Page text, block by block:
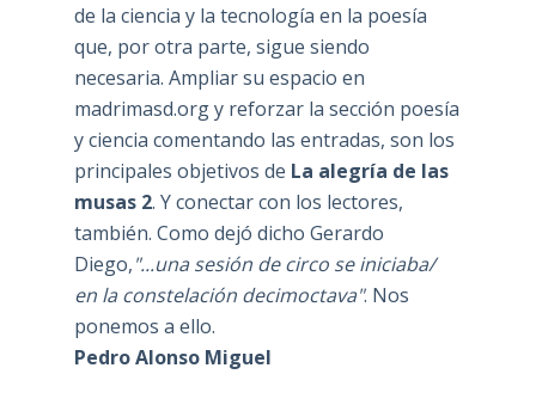
de la ciencia y la tecnología en la poesía
que, por otra parte, sigue siendo
necesaria. Ampliar su espacio en
madrimasd.org y reforzar la sección poesía
y ciencia comentando las entradas, son los
principales objetivos de La alegría de las
musas 2. Y conectar con los lectores,
también. Como dejó dicho Gerardo
Diego,"...una sesión de circo se iniciaba/
en la constelación decimoctava". Nos
ponemos a ello.
Pedro Alonso Miguel